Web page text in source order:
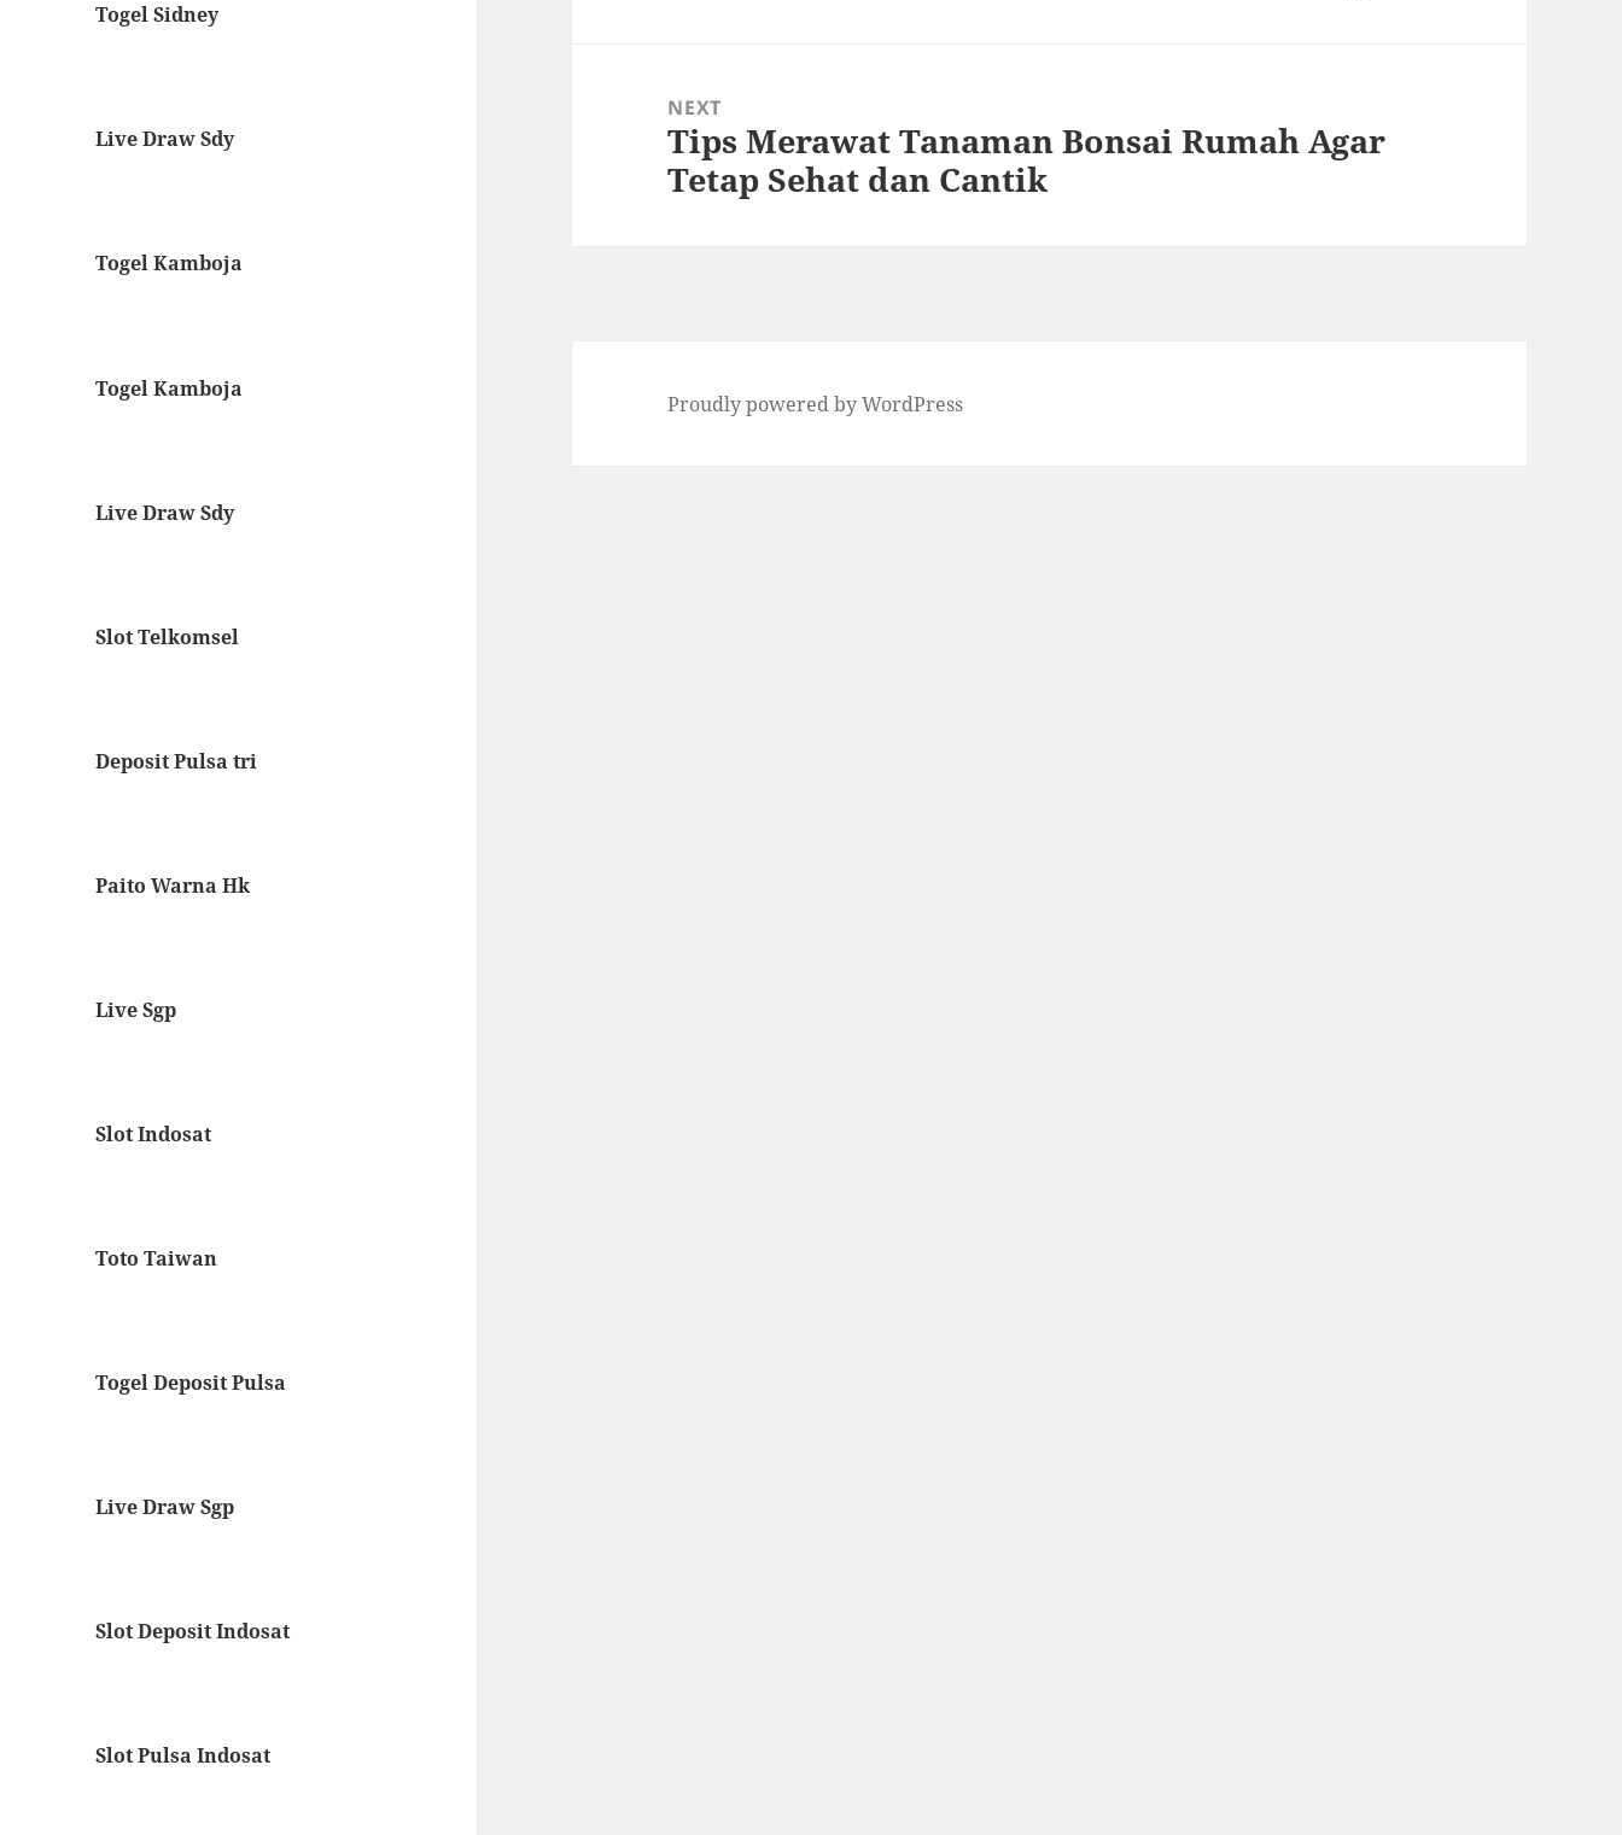
Togel Sidney
Live Draw Sdy
Togel Kamboja
Togel Kamboja
Live Draw Sdy
Slot Telkomsel
Deposit Pulsa tri
Paito Warna Hk
Live Sgp
Slot Indosat
Toto Taiwan
Togel Deposit Pulsa
Live Draw Sgp
Slot Deposit Indosat
Slot Pulsa Indosat
NEXT
Next
post:
Tips Merawat Tanaman Bonsai Rumah Agar
Tetap Sehat dan Cantik
Proudly powered by WordPress